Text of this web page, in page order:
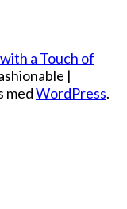
a Touch of
|
medWordPress.